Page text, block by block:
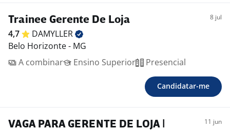
Trainee Gerente De Loja 8 jul
4,7
DAMYLLER
Belo Horizonte - MG
A combinar
Ensino Superior Presencial
Candidatar-me
VAGA PARA GERENTE DE LOJA |
11 jun